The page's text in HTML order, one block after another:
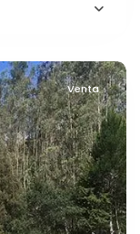
Venta